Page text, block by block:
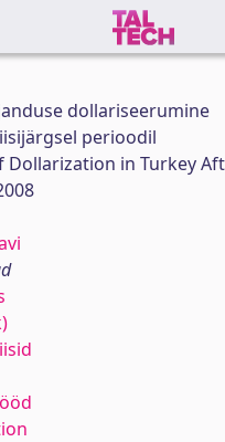
dollariseerumine
perioodil
Dollarization in Turkey